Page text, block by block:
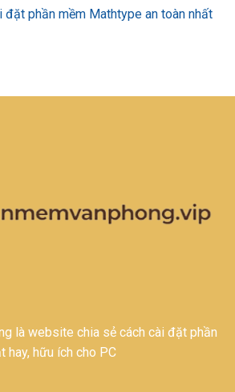
đặt phần mềm Mathtype an toàn nhất
là website chia sẻ cách cài đặt phần
hay, hữu ích cho PC